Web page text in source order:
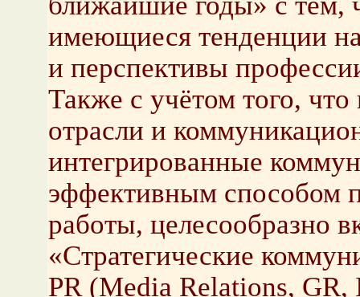
имеющиеся тенденции
и перспективы
Также с учётом того,
отрасли и
интегрированные
эффективным способом
работы, целесообразно
«Стратегические
PR (Media Relations, GR,